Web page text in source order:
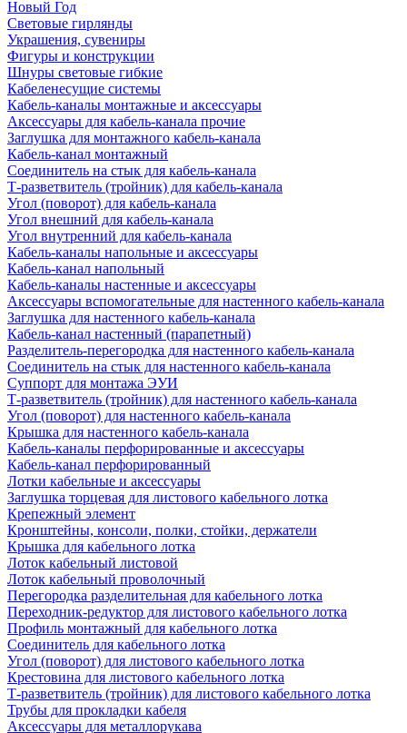
Новый Год
Световые гирлянды
Украшения, сувениры
Фигуры и конструкции
Шнуры световые гибкие
Кабеленесущие системы
Кабель-каналы монтажные и аксессуары
Аксессуары для кабель-канала прочие
Заглушка для монтажного кабель-канала
Кабель-канал монтажный
Соединитель на стык для кабель-канала
Т-разветвитель (тройник) для кабель-канала
Угол (поворот) для кабель-канала
Угол внешний для кабель-канала
Угол внутренний для кабель-канала
Кабель-каналы напольные и аксессуары
Кабель-канал напольный
Кабель-каналы настенные и аксессуары
Аксессуары вспомогательные для настенного кабель-канала
Заглушка для настенного кабель-канала
Кабель-канал настенный (парапетный)
Разделитель-перегородка для настенного кабель-канала
Соединитель на стык для настенного кабель-канала
Суппорт для монтажа ЭУИ
Т-разветвитель (тройник) для настенного кабель-канала
Угол (поворот) для настенного кабель-канала
Крышка для настенного кабель-канала
Кабель-каналы перфорированные и аксессуары
Кабель-канал перфорированный
Лотки кабельные и аксессуары
Заглушка торцевая для листового кабельного лотка
Крепежный элемент
Кронштейны, консоли, полки, стойки, держатели
Крышка для кабельного лотка
Лоток кабельный листовой
Лоток кабельный проволочный
Перегородка разделительная для кабельного лотка
Переходник-редуктор для листового кабельного лотка
Профиль монтажный для кабельного лотка
Соединитель для кабельного лотка
Угол (поворот) для листового кабельного лотка
Крестовина для листового кабельного лотка
Т-разветвитель (тройник) для листового кабельного лотка
Трубы для прокладки кабеля
Аксессуары для металлорукава